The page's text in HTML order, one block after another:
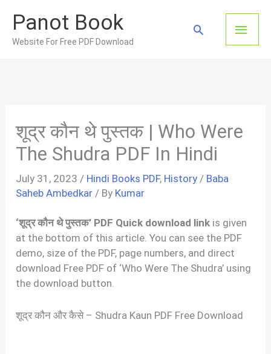
content
Panot Book
Website For Free PDF Download
Main
Search
शूद्र कौन थे पुस्तक | Who Were
The Shudra PDF In Hindi
July 31, 2023 / Hindi Books PDF, History / Baba
Saheb Ambedkar / By Kumar
‘शूद्र कौन थे पुस्तक’ PDF Quick download link is given
at the bottom of this article. You can see the PDF
demo, size of the PDF, page numbers, and direct
download Free PDF of ‘Who Were The Shudra’ using
the download button.
शूद्र कौन और कैसे – Shudra Kaun PDF Free Download